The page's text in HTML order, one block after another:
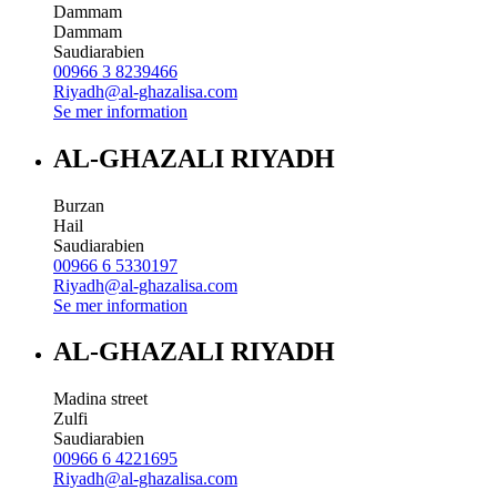
Dammam
Dammam
Saudiarabien
00966 3 8239466
Riyadh@al-ghazalisa.com
Se mer information
AL-GHAZALI RIYADH
Burzan
Hail
Saudiarabien
00966 6 5330197
Riyadh@al-ghazalisa.com
Se mer information
AL-GHAZALI RIYADH
Madina street
Zulfi
Saudiarabien
00966 6 4221695
Riyadh@al-ghazalisa.com